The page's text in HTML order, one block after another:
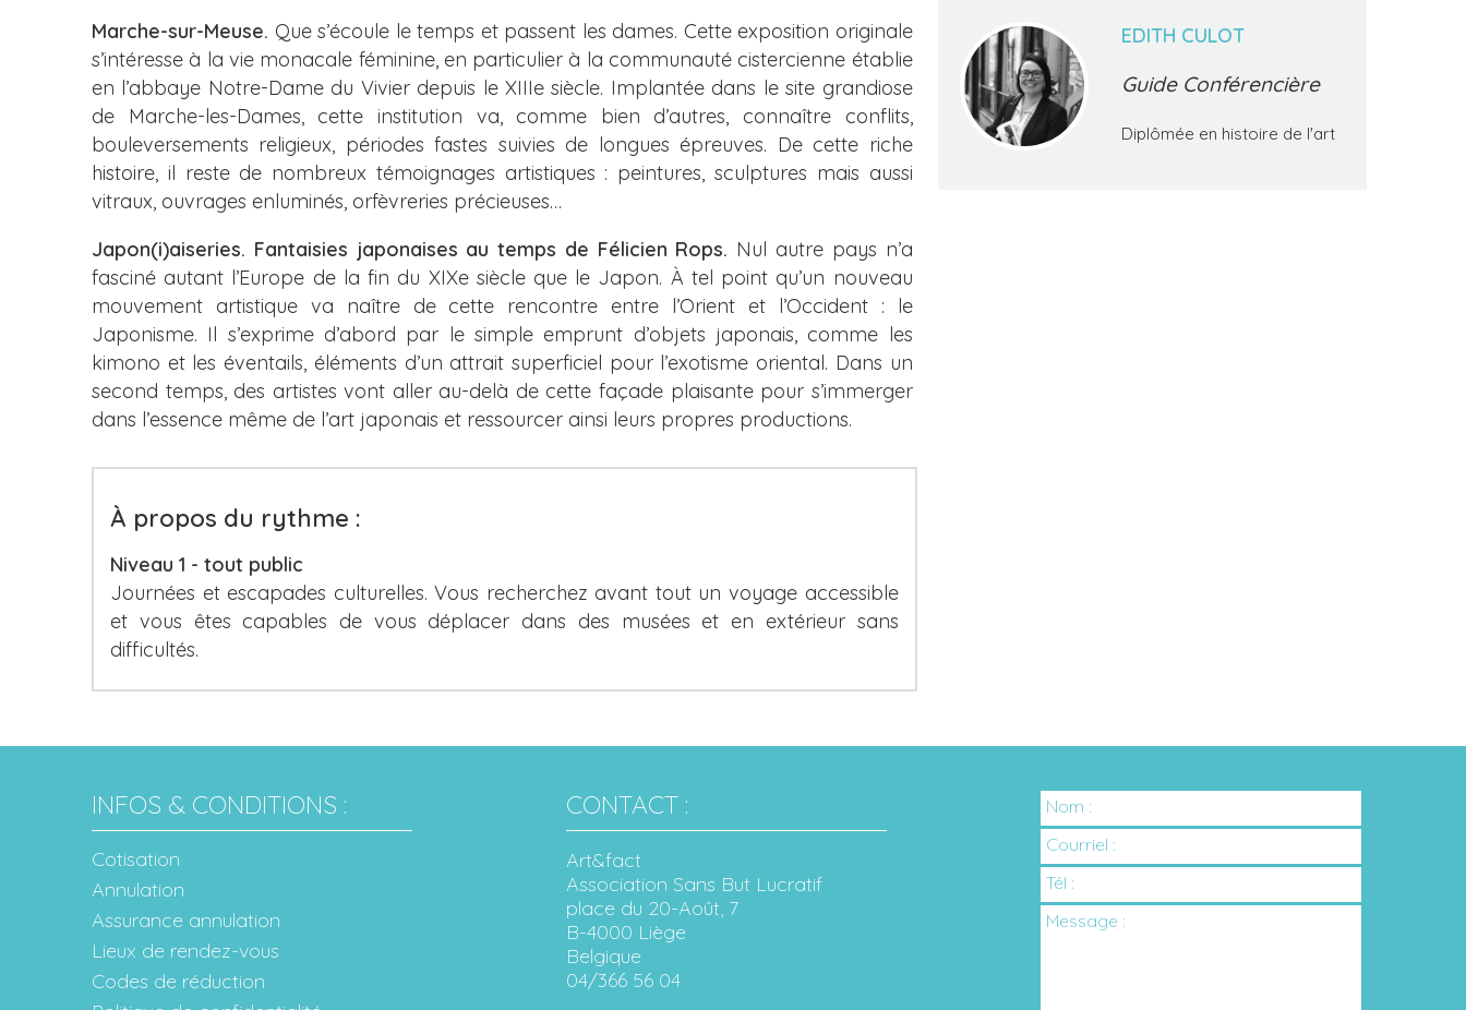
Marche-sur-Meuse. Que s’écoule le temps et passent les dames. Cette exposition originale
s’intéresse à la vie monacale féminine, en particulier à la communauté cistercienne établie
en l’abbaye Notre-Dame du Vivier depuis le XIIIe siècle. Implantée dans le site grandiose
de Marche-les-Dames, cette institution va, comme bien d’autres, connaître conflits,
bouleversements religieux, périodes fastes suivies de longues épreuves. De cette riche
histoire, il reste de nombreux témoignages artistiques : peintures, sculptures mais aussi
vitraux, ouvrages enluminés, orfèvreries précieuses…
Japon(i)aiseries. Fantaisies japonaises au temps de Félicien Rops. Nul autre pays n’a
fasciné autant l’Europe de la fin du XIXe siècle que le Japon. À tel point qu’un nouveau
mouvement artistique va naître de cette rencontre entre l’Orient et l’Occident : le
Japonisme. Il s’exprime d’abord par le simple emprunt d’objets japonais, comme les
kimono et les éventails, éléments d’un attrait superficiel pour l’exotisme oriental. Dans un
second temps, des artistes vont aller au-delà de cette façade plaisante pour s’immerger
dans l’essence même de l’art japonais et ressourcer ainsi leurs propres productions.
À propos du rythme :
Niveau 1 - tout public
Journées et escapades culturelles. Vous recherchez avant tout un voyage accessible
et vous êtes capables de vous déplacer dans des musées et en extérieur sans
difficultés.
EDITH CULOT
Guide Conférencière
Diplômée en histoire de l'art
INFOS & CONDITIONS :
Cotisation
Annulation
Assurance annulation
Lieux de rendez-vous
Codes de réduction
CONTACT :
Art&fact
Association Sans But Lucratif
place du 20-Août, 7
B-4000 Liège
Belgique
04/366 56 04
Nom :
Courriel :
Tél :
Message :